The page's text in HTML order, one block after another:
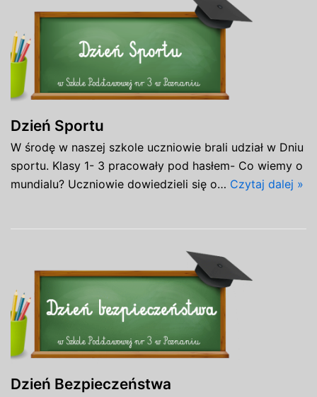
Dzień Sportu
W środę w naszej szkole uczniowie brali udział w Dniu
sportu. Klasy 1- 3 pracowały pod hasłem- Co wiemy o
mundialu? Uczniowie dowiedzieli się o… Czytaj dalej »
Dzień Bezpieczeństwa